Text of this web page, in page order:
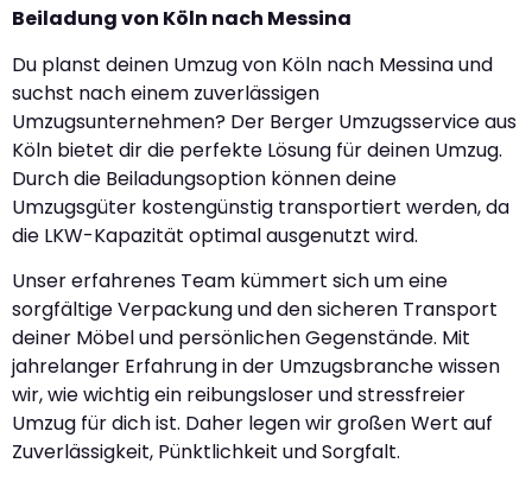
Beiladung von Köln nach Messina
Du planst deinen Umzug von Köln nach Messina und
suchst nach einem zuverlässigen
Umzugsunternehmen? Der Berger Umzugsservice aus
Köln bietet dir die perfekte Lösung für deinen Umzug.
Durch die Beiladungsoption können deine
Umzugsgüter kostengünstig transportiert werden, da
die LKW-Kapazität optimal ausgenutzt wird.
Unser erfahrenes Team kümmert sich um eine
sorgfältige Verpackung und den sicheren Transport
deiner Möbel und persönlichen Gegenstände. Mit
jahrelanger Erfahrung in der Umzugsbranche wissen
wir, wie wichtig ein reibungsloser und stressfreier
Umzug für dich ist. Daher legen wir großen Wert auf
Zuverlässigkeit, Pünktlichkeit und Sorgfalt.